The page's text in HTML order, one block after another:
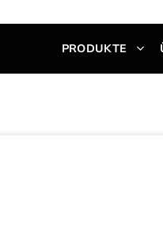
PRODUKTE